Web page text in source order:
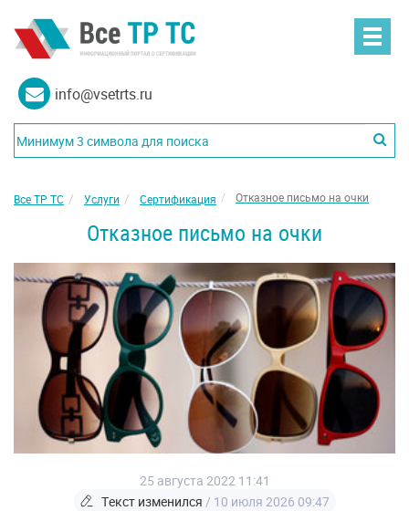
info@vsetrts.ru
Все ТР ТС Услуги Сертификация Отказное письмо на очки
Отказное письмо на очки
25 августа 2022 11:41
Текст изменился / 10 июля 2026 09:47